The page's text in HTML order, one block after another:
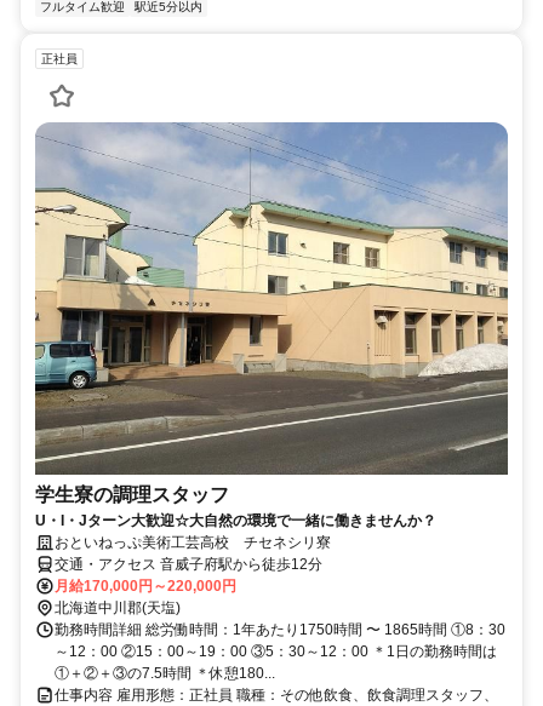
フルタイム歓迎
駅近5分以内
正社員
学生寮の調理スタッフ
U・I・Jターン大歓迎☆大自然の環境で一緒に働きませんか？
おといねっぷ美術工芸高校 チセネシリ寮
交通・アクセス 音威子府駅から徒歩12分
月給170,000円～220,000円
北海道中川郡(天塩)
勤務時間詳細 総労働時間：1年あたり1750時間 〜 1865時間 ①8：30
～12：00 ②15：00～19：00 ③5：30～12：00 ＊1日の勤務時間は
①＋②＋③の7.5時間 ＊休憩180...
仕事内容 雇用形態：正社員 職種：その他飲食、飲食調理スタッフ、